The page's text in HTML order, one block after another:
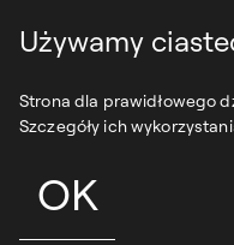
Używamy
Strona dla prawidłowego
Szczegóły ich
OK
projekt: syfonstudio
development: